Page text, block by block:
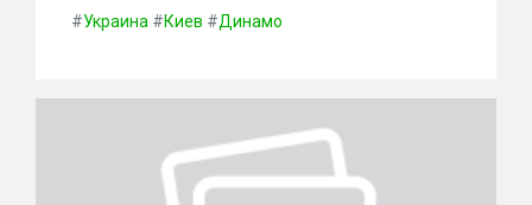
#Украина #Киев #Динамо